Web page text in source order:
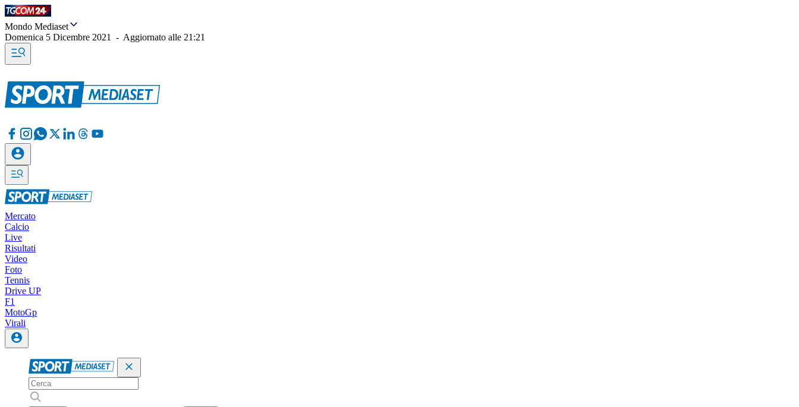
Mondo Mediaset
Domenica 5 Dicembre 2021
- Aggiornato alle 21:21
Mercato
Calcio
Live
Risultati
Video
Foto
Tennis
Drive UP
F1
MotoGp
Virali